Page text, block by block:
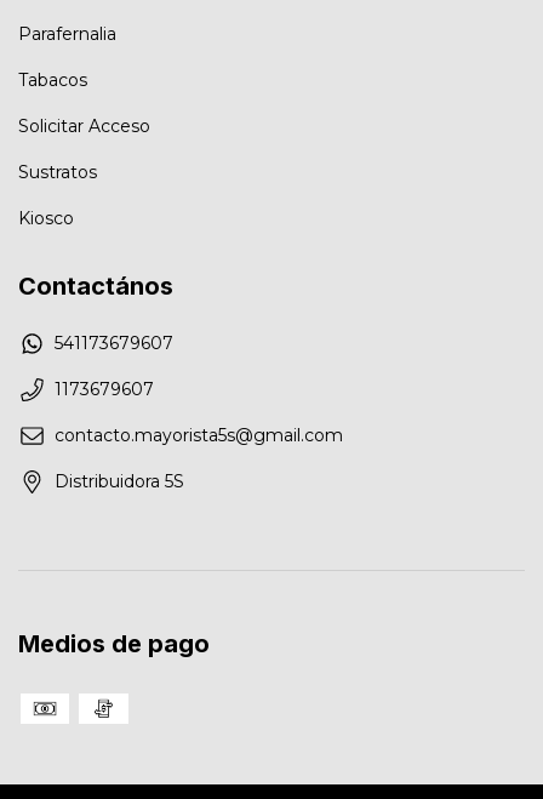
Parafernalia
Tabacos
Solicitar Acceso
Sustratos
Kiosco
Contactános
541173679607
1173679607
contacto.mayorista5s@gmail.com
Distribuidora 5S
Medios de pago